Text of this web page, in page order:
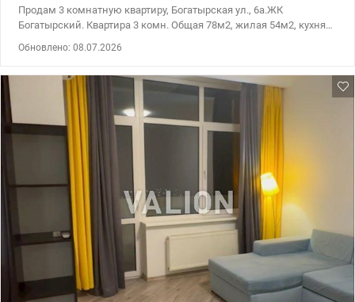
Продам 3 комнатную квартиру, Богатырская ул., 6а.ЖК
Богатырский. Квартира 3 комн. Общая 78м2, жилая 54м2, кухня
посудомойка, морозильная камера). ОСМД. В подъезде
круглосуточная охрана и установлены камеры установлены
камеры видеонаблюдения. Дом на аккумуляторах, лифт, вода и
отопление всегда работают. 15 минут – метро Минска или
Героев Днепра. Удобная транспортная развязка, развитая
инфраструктура, детские сады, школы. Цена: 178000 у.е. моб.
0664863383 Татьяна., valion.ua/1136037
Обновлено: 08.07.2026